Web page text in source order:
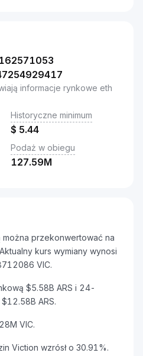
informacje rynkowe eth
Historyczne minimum
$ 5.44
Podaż w obiegu
127.59M
można przekonwertować na
kurs wymiany wynosi
VIC.
$5.58B ARS i 24-
ARS.
VIC.
Viction wzrósł o 30.91%.